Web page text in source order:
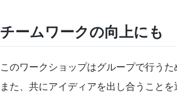
チームワークの向上にも
このワークショップはグループで行うた
また、共にアイディアを出し合うこと